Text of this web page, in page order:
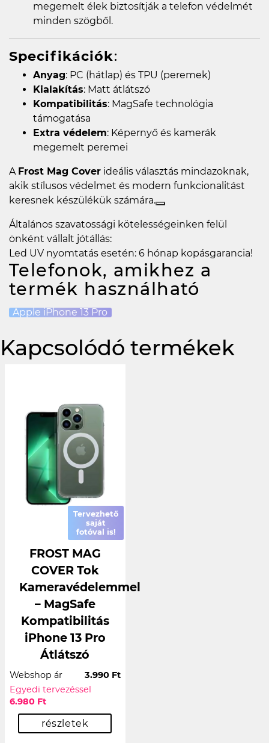
megemelt élek biztosítják a telefon védelmét
minden szögből.
Specifikációk:
Anyag: PC (hátlap) és TPU (peremek)
Kialakítás: Matt átlátszó
Kompatibilitás: MagSafe technológia
támogatása
Extra védelem: Képernyő és kamerák
megemelt peremei
A Frost Mag Cover ideális választás mindazoknak,
akik stílusos védelmet és modern funkcionalitást
keresnek készülékük számára.
Általános szavatossági kötelességeinken felül
önként vállalt jótállás:
Led UV nyomtatás esetén: 6 hónap kopásgarancia!
Telefonok, amikhez a
termék használható
Apple iPhone 13 Pro
Kapcsolódó termékek
Tervezhető
saját
fotóval is!
FROST MAG
COVER Tok
Kameravédelemmel
– MagSafe
Kompatibilitás
iPhone 13 Pro
Átlátszó
Webshop ár
3.990 Ft
Egyedi tervezéssel
6.980 Ft
részletek